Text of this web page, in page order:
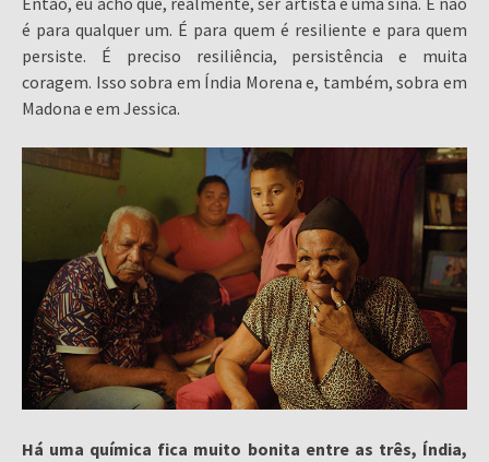
é para qualquer um. É para quem é resiliente e para quem
persiste. É preciso resiliência, persistência e muita
coragem. Isso sobra em Índia Morena e, também, sobra em
Madona e em Jessica.
Há uma química fica muito bonita entre as três, Índia,